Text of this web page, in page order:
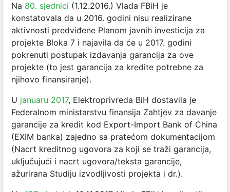
Na 80. sjednici (1.12.2016.) Vlada FBiH je
konstatovala da u 2016. godini nisu realizirane
aktivnosti predviđene Planom javnih investicija za
projekte Bloka 7 i najavila da će u 2017. godini
pokrenuti postupak izdavanja garancija za ove
projekte (to jest garancija za kredite potrebne za
njihovo finansiranje).
U januaru 2017, Elektroprivreda BiH dostavila je
Federalnom ministarstvu finansija Zahtjev za davanje
garancije za kredit kod Export-Import Bank of China
(EXIM banka) zajedno sa pratećom dokumentacijom
(Nacrt kreditnog ugovora za koji se traži garancija,
uključujući i nacrt ugovora/teksta garancije,
ažurirana Studiju izvodljivosti projekta i dr.).